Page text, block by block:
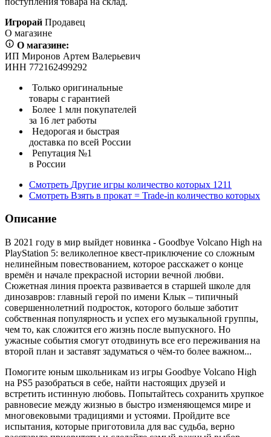
Игрорай Продавец
О магазине
О магазине:
ИП Миронов Артем Валерьевич
ИНН 772162499292
Только оригинальные
товары с гарантией
Более 1 млн покупателей
за 16 лет работы
Недорогая и быстрая
доставка по всей России
Репутация №1
в России
Смотреть Другие игры количество которых 1211
Смотреть Взять в прокат = Trade-in количество которых
Описание
В 2021 году в мир выйдет новинка - Goodbye Volcano High на
PlayStation 5: великолепное квест-приключение со сложным
нелинейным повествованием, которое расскажет о конце
времён и начале прекрасной истории вечной любви.
Сюжетная линия проекта развивается в старшей школе для
динозавров: главный герой по имени Клык – типичный
совершеннолетний подросток, которого больше заботит
собственная популярность и успех его музыкальной группы,
чем то, как сложится его жизнь после выпускного. Но
ужасные события смогут отодвинуть все его переживания на
второй план и заставят задуматься о чём-то более важном...
Помогите юным школьникам из игры Goodbye Volcano High
на PS5 разобраться в себе, найти настоящих друзей и
встретить истинную любовь. Попытайтесь сохранить хрупкое
равновесие между жизнью в быстро изменяющемся мире и
многовековыми традициями и устоями. Пройдите все
испытания, которые приготовила для вас судьба, верно